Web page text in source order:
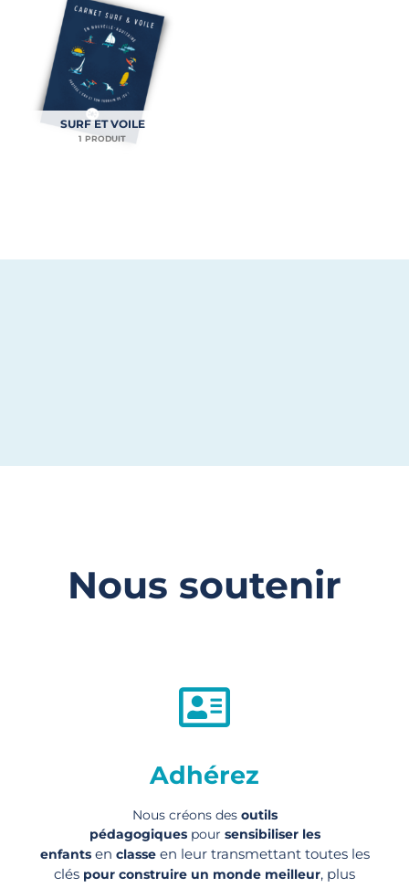
SURF ET VOILE
1 PRODUIT
Nous soutenir
Adhérez
Nous créons des outils
pédagogiquespour sensibiliser les
enfantsen classeen leur transmettant toutes les
clés pour construire un monde meilleur, plus